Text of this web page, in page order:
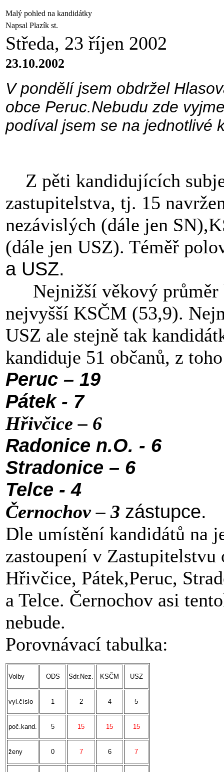
Malý pohled na kandidátky
Napsal Plazík st.
Středa, 23 říjen 2002
23.10.2002
V pondělí jsem obdržel
obce Peruc.Nebudu zde
podíval jsem se na jednotlivé
Z pěti kandidujících
zastupitelstva, tj. 15
nezávislých (dále jen
(dále jen USZ). Téměř
a USZ.
Nejnižší věkový
nejvyšší KSČM (53,9).
USZ ale stejně tak
kandiduje 51 občanů, z
Peruc – 19
Pátek - 7
Hřivčice – 6
Radonice n.O. - 6
Stradonice – 6
Telce - 4
Černochov – 3 zástupce.
Dle umístění kandidátů na
zastoupení v Zastupitelstvu
Hřivčice, Pátek,Peruc,
a Telce. Černochov asi
nebude.
Porovnávací tabulka:
Volby ODS Sdr.Nez. KSČM USZ
vyl.číslo 1 2 4 5
poč.kand. 5 15 15 15
ženy 0 7 6 7